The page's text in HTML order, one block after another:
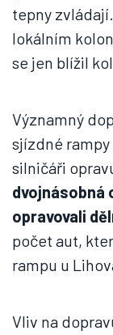
tepny
lokálním
se jen blížil
Významný
sjízdné
silničáři
dvojnásobná
opravovali
počet aut,
rampu u
Vliv na